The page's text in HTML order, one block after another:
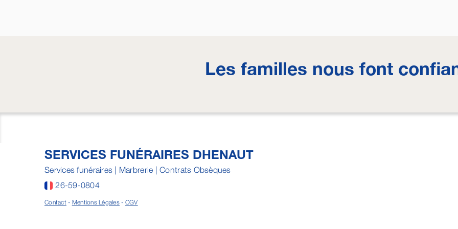
Les familles nous font
SERVICES FUNÉRAIRES DHENAUT
Services funéraires | Marbrerie | Contrats Obsèques
26-59-0804
Contact - Mentions Légales - CGV